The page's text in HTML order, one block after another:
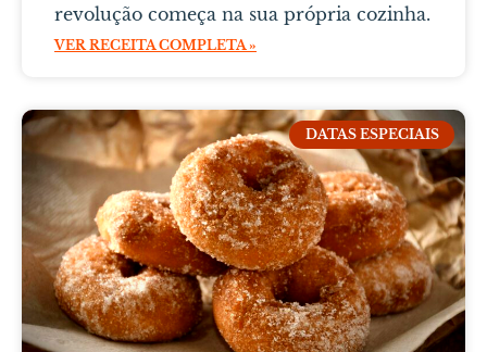
revolução começa na sua própria cozinha.
VER RECEITA COMPLETA »
DATAS ESPECIAIS